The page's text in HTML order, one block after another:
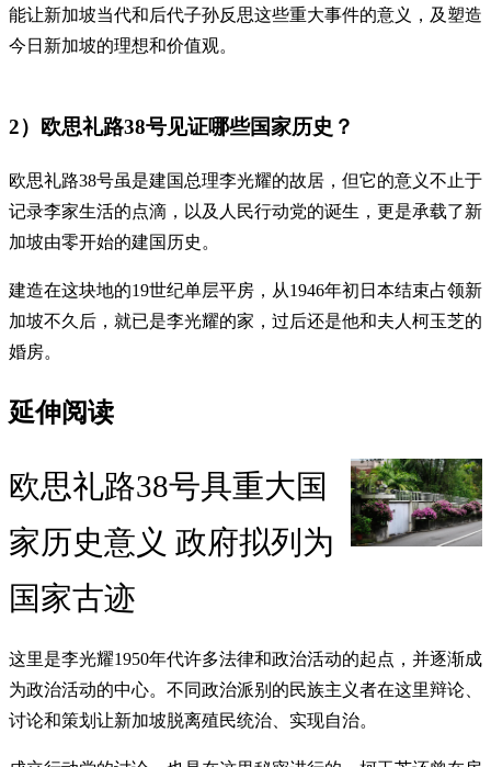
能让新加坡当代和后代子孙反思这些重大事件的意义，及塑造
今日新加坡的理想和价值观。
2）欧思礼路38号见证哪些国家历史？
欧思礼路38号虽是建国总理李光耀的故居，但它的意义不止于
记录李家生活的点滴，以及人民行动党的诞生，更是承载了新
加坡由零开始的建国历史。
建造在这块地的19世纪单层平房，从1946年初日本结束占领新
加坡不久后，就已是李光耀的家，过后还是他和夫人柯玉芝的
婚房。
延伸阅读
欧思礼路38号具重大国
家历史意义 政府拟列为
国家古迹
这里是李光耀1950年代许多法律和政治活动的起点，并逐渐成
为政治活动的中心。不同政治派别的民族主义者在这里辩论、
讨论和策划让新加坡脱离殖民统治、实现自治。